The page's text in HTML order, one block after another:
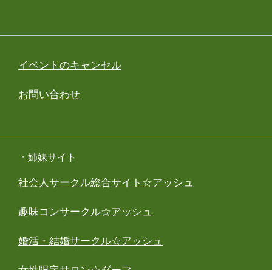
イベントのキャンセル
お問い合わせ
・姉妹サイト
社会人サークル総合サイト☆アッシュ
趣味コンサークル☆アッシュ
婚活・結婚サークル☆アッシュ